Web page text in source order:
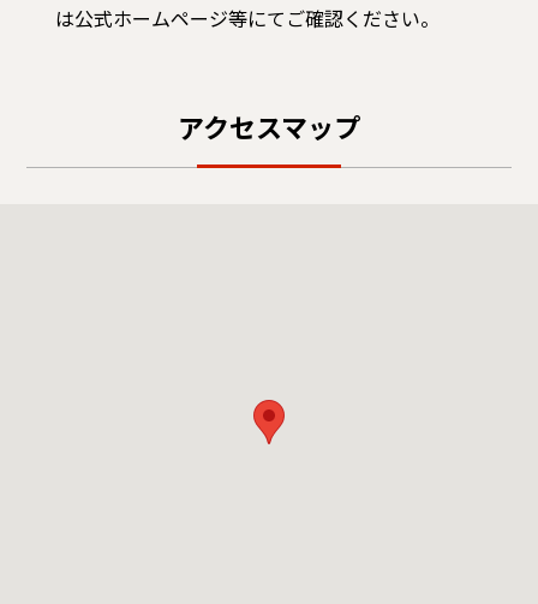
は公式ホームページ等にてご確認ください。
アクセスマップ